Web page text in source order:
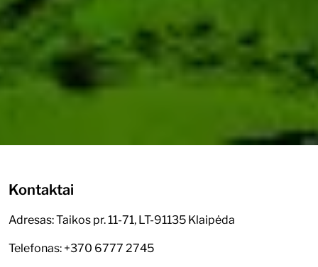
Kontaktai
Adresas: Taikos pr. 11-71, LT-91135 Klaipėda
Telefonas: +370 6777 2745